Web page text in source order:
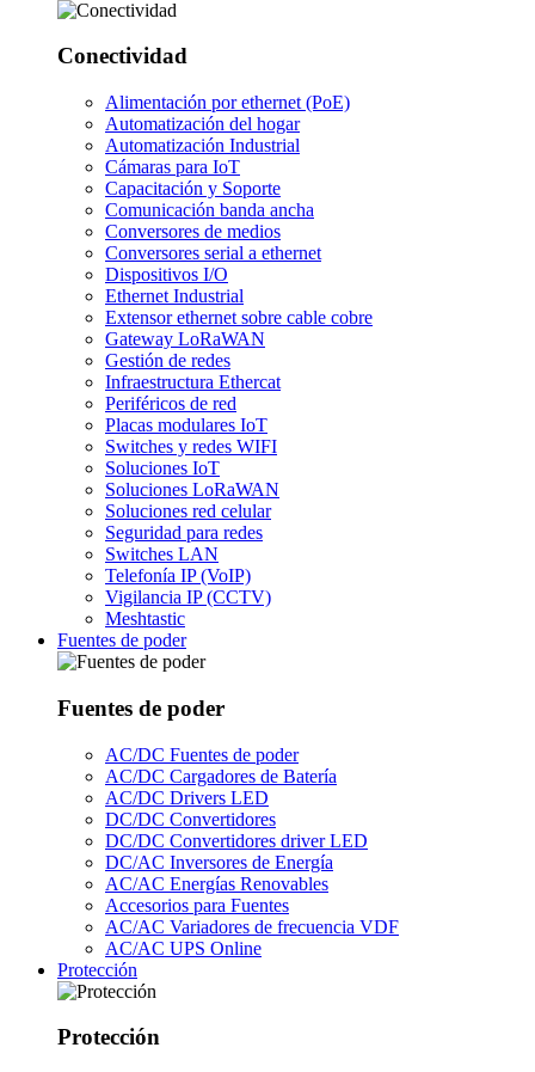
Conectividad
Alimentación por ethernet (PoE)
Automatización del hogar
Automatización Industrial
Cámaras para IoT
Capacitación y Soporte
Comunicación banda ancha
Conversores de medios
Conversores serial a ethernet
Dispositivos I/O
Ethernet Industrial
Extensor ethernet sobre cable cobre
Gateway LoRaWAN
Gestión de redes
Infraestructura Ethercat
Periféricos de red
Placas modulares IoT
Switches y redes WIFI
Soluciones IoT
Soluciones LoRaWAN
Soluciones red celular
Seguridad para redes
Switches LAN
Telefonía IP (VoIP)
Vigilancia IP (CCTV)
Meshtastic
Fuentes de poder
Fuentes de poder
AC/DC Fuentes de poder
AC/DC Cargadores de Batería
AC/DC Drivers LED
DC/DC Convertidores
DC/DC Convertidores driver LED
DC/AC Inversores de Energía
AC/AC Energías Renovables
Accesorios para Fuentes
AC/AC Variadores de frecuencia VDF
AC/AC UPS Online
Protección
Protección